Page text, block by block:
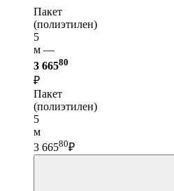
Пакет
(полиэтилен)
5
м —
3 66580
₽
Пакет
(полиэтилен)
5
м
3 66580₽